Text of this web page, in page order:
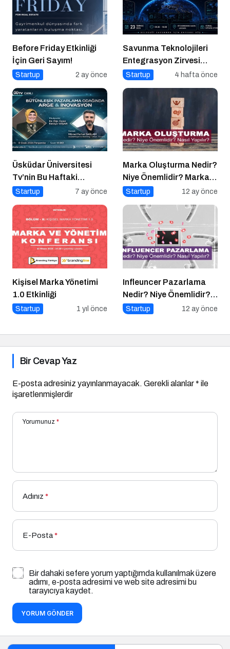
Before Friday Etkinliği
İçin Geri Sayım!
Startup 2 ay önce
Savunma Teknolojileri
Entegrasyon Zirvesi
Ankara’da
Startup 4 hafta önce
Üsküdar Üniversitesi
Tv’nin Bu Haftaki
Konuğu Mürsel Ferhat
Startup 7 ay önce
Marka Oluşturma Nedir?
Niye Önemlidir? Marka
Oluşturma Nasıl Yapılır?
Startup 12 ay önce
Kişisel Marka Yönetimi
1.0 Etkinliği
Startup 1 yıl önce
Infleuncer Pazarlama
Nedir? Niye Önemlidir?
Influencer Pazarlama
Startup 12 ay önce
Bir Cevap Yaz
E-posta adresiniz yayınlanmayacak. Gerekli alanlar* ile
işaretlenmişlerdir
Yorumunuz *
Adınız *
E-Posta*
Bir dahaki sefere yorum yaptığımda kullanılmak üzere
adımı, e-posta adresimi ve web site adresimi bu
tarayıcıya kaydet.
YORUM GÖNDER